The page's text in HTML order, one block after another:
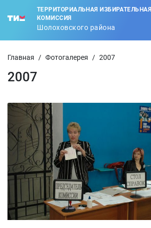
ТЕРРИТОРИАЛЬНАЯ ИЗБИРАТЕЛЬНАЯ
КОМИССИЯ
Шолоховского района
Главная / Фотогалерея / 2007
2007